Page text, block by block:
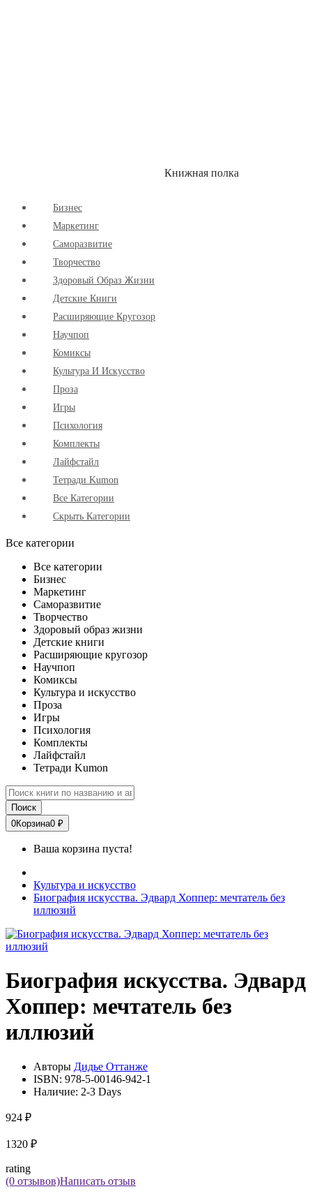
Книжная полка
Бизнес
Маркетинг
Cаморазвитие
Творчество
Здоровый Образ Жизни
Детские Книги
Расширяющие Кругозор
Научпоп
Комиксы
Культура И Искусство
Проза
Игры
Психология
Комплекты
Лайфстайл
Тетради Kumon
Все Категории
Скрыть Категории
Все категории
Все категории
Бизнес
Маркетинг
Саморазвитие
Творчество
Здоровый образ жизни
Детские книги
Расширяющие кругозор
Научпоп
Комиксы
Культура и искусство
Проза
Игры
Психология
Комплекты
Лайфстайл
Тетради Kumon
Поиск
0Корзина0 ₽
Ваша корзина пуста!
Культура и искусство
Биография искусства. Эдвард Хоппер: мечтатель без
иллюзий
Биография искусства. Эдвард
Хоппер: мечтатель без
иллюзий
Авторы Дидье Оттанже
ISBN: 978-5-00146-942-1
Наличие: 2-3 Days
924 ₽
1320 ₽
rating
(0 отзывов)Написать отзыв